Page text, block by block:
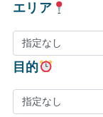
エリア
目的